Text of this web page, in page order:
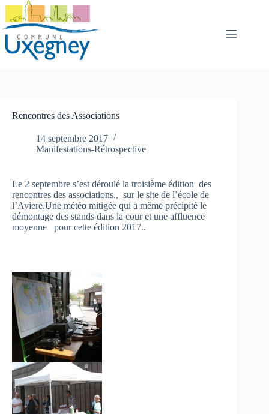
Passer
contenu
Rencontres des Associations
14 septembre 2017
Manifestations-Rétrospective
Le 2 septembre s’est déroulé la troisième édition des
rencontres des associations., sur le site de l’école de
l’Aviere.Une météo mitigée qui a même précipité le
démontage des stands dans la cour et une affluence
moyenne pour cette édition 2017..